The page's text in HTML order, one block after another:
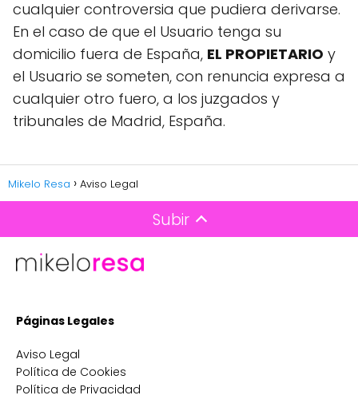
cualquier controversia que pudiera derivarse.
En el caso de que el Usuario tenga su
domicilio fuera de España, EL PROPIETARIO y
el Usuario se someten, con renuncia expresa a
cualquier otro fuero, a los juzgados y
tribunales de Madrid, España.
Mikelo Resa Aviso Legal
Subir
Páginas Legales
Aviso Legal
Política de Cookies
Política de Privacidad